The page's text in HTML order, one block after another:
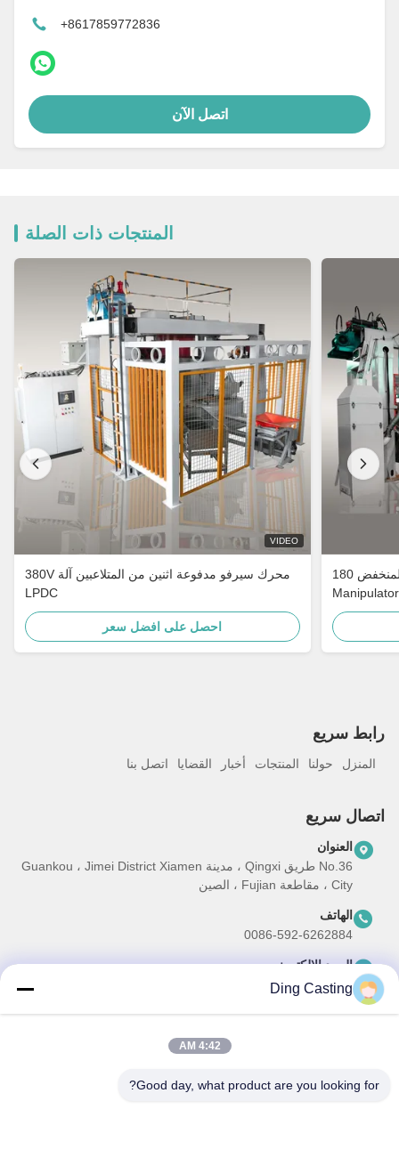
+8617859772836
اتصل الآن
المنتجات ذات الصلة
VIDEO
380V محرك سيرفو مدفوعة اثنين من المتلاعبين آلة
LPDC
احصل على افضل سعر
آلة الصب بالقالب ذات الضغط المنخفض 180KW 1
Manipulator
رابط سريع
المنزل حولنا المنتجات أخبار القضايا اتصل بنا
اتصال سريع
العنوان
No.36 طريق Qingxi ، مدينة Guankou ، Jimei District Xiamen
City ، مقاطعة Fujian ، الصين
الهاتف
0086-592-6262884
البريد الإلكتروني
dzivy@idzxm.cn
اشترك في نشرتنا الإخبارية للحصول على خصومات وأكثر.
Ding Casting
4:42 AM
Good day, what product are you looking for?